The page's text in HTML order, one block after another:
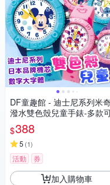
DF童趣館 - 迪士尼系列米
潑水雙色殼兒童手錶-多款
$388
5 (1)
活動 券
加入購物車